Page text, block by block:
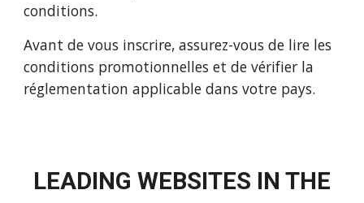
conditions.
Avant de vous inscrire, assurez-vous de lire les
conditions promotionnelles et de vérifier la
réglementation applicable dans votre pays.
LEADING WEBSITES IN THE